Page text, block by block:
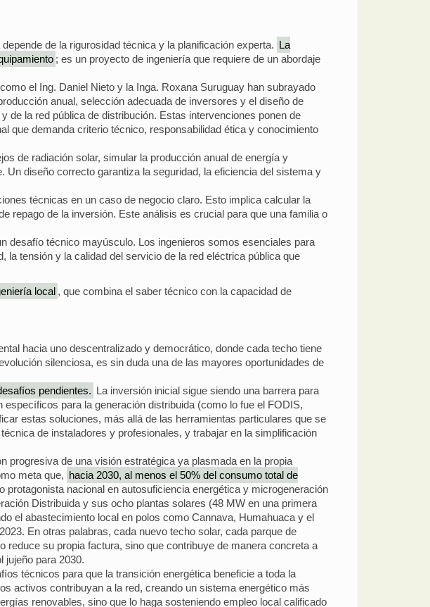
de la rigurosidad técnica y la planificación experta. La
; es un proyecto de ingeniería que requiere de un abordaje
el Ing. Daniel Nieto y la Inga. Roxana Suruguay han subrayado
anual, selección adecuada de inversores y el diseño de
de la red pública de distribución. Estas intervenciones ponen de
que demanda criterio técnico, responsabilidad ética y conocimiento
de radiación solar, simular la producción anual de energía y
diseño correcto garantiza la seguridad, la eficiencia del sistema y
técnicas en un caso de negocio claro. Esto implica calcular la
repago de la inversión. Este análisis es crucial para que una familia o
desafío técnico mayúsculo. Los ingenieros somos esenciales para
tensión y la calidad del servicio de la red eléctrica pública que
local , que combina el saber técnico con la capacidad de
hacia uno descentralizado y democrático, donde cada techo tiene
silenciosa, es sin duda una de las mayores oportunidades de
pendientes. La inversión inicial sigue siendo una barrera para
para la generación distribuida (como lo fue el FODIS,
estas soluciones, más allá de las herramientas particulares que se
de instaladores y profesionales, y trabajar en la simplificación
progresiva de una visión estratégica ya plasmada en la propia
meta que, hacia 2030, al menos el 50% del consumo total de
protagonista nacional en autosuficiencia energética y microgeneración
Distribuida y sus ocho plantas solares (48 MW en una primera
el abastecimiento local en polos como Cannava, Humahuaca y el
En otras palabras, cada nuevo techo solar, cada parque de
su propia factura, sino que contribuye de manera concreta a
jujeño para 2030.
técnicos para que la transición energética beneficie a toda la
activos contribuyan a la red, creando un sistema energético más
renovables, sino que lo haga sosteniendo empleo local calificado